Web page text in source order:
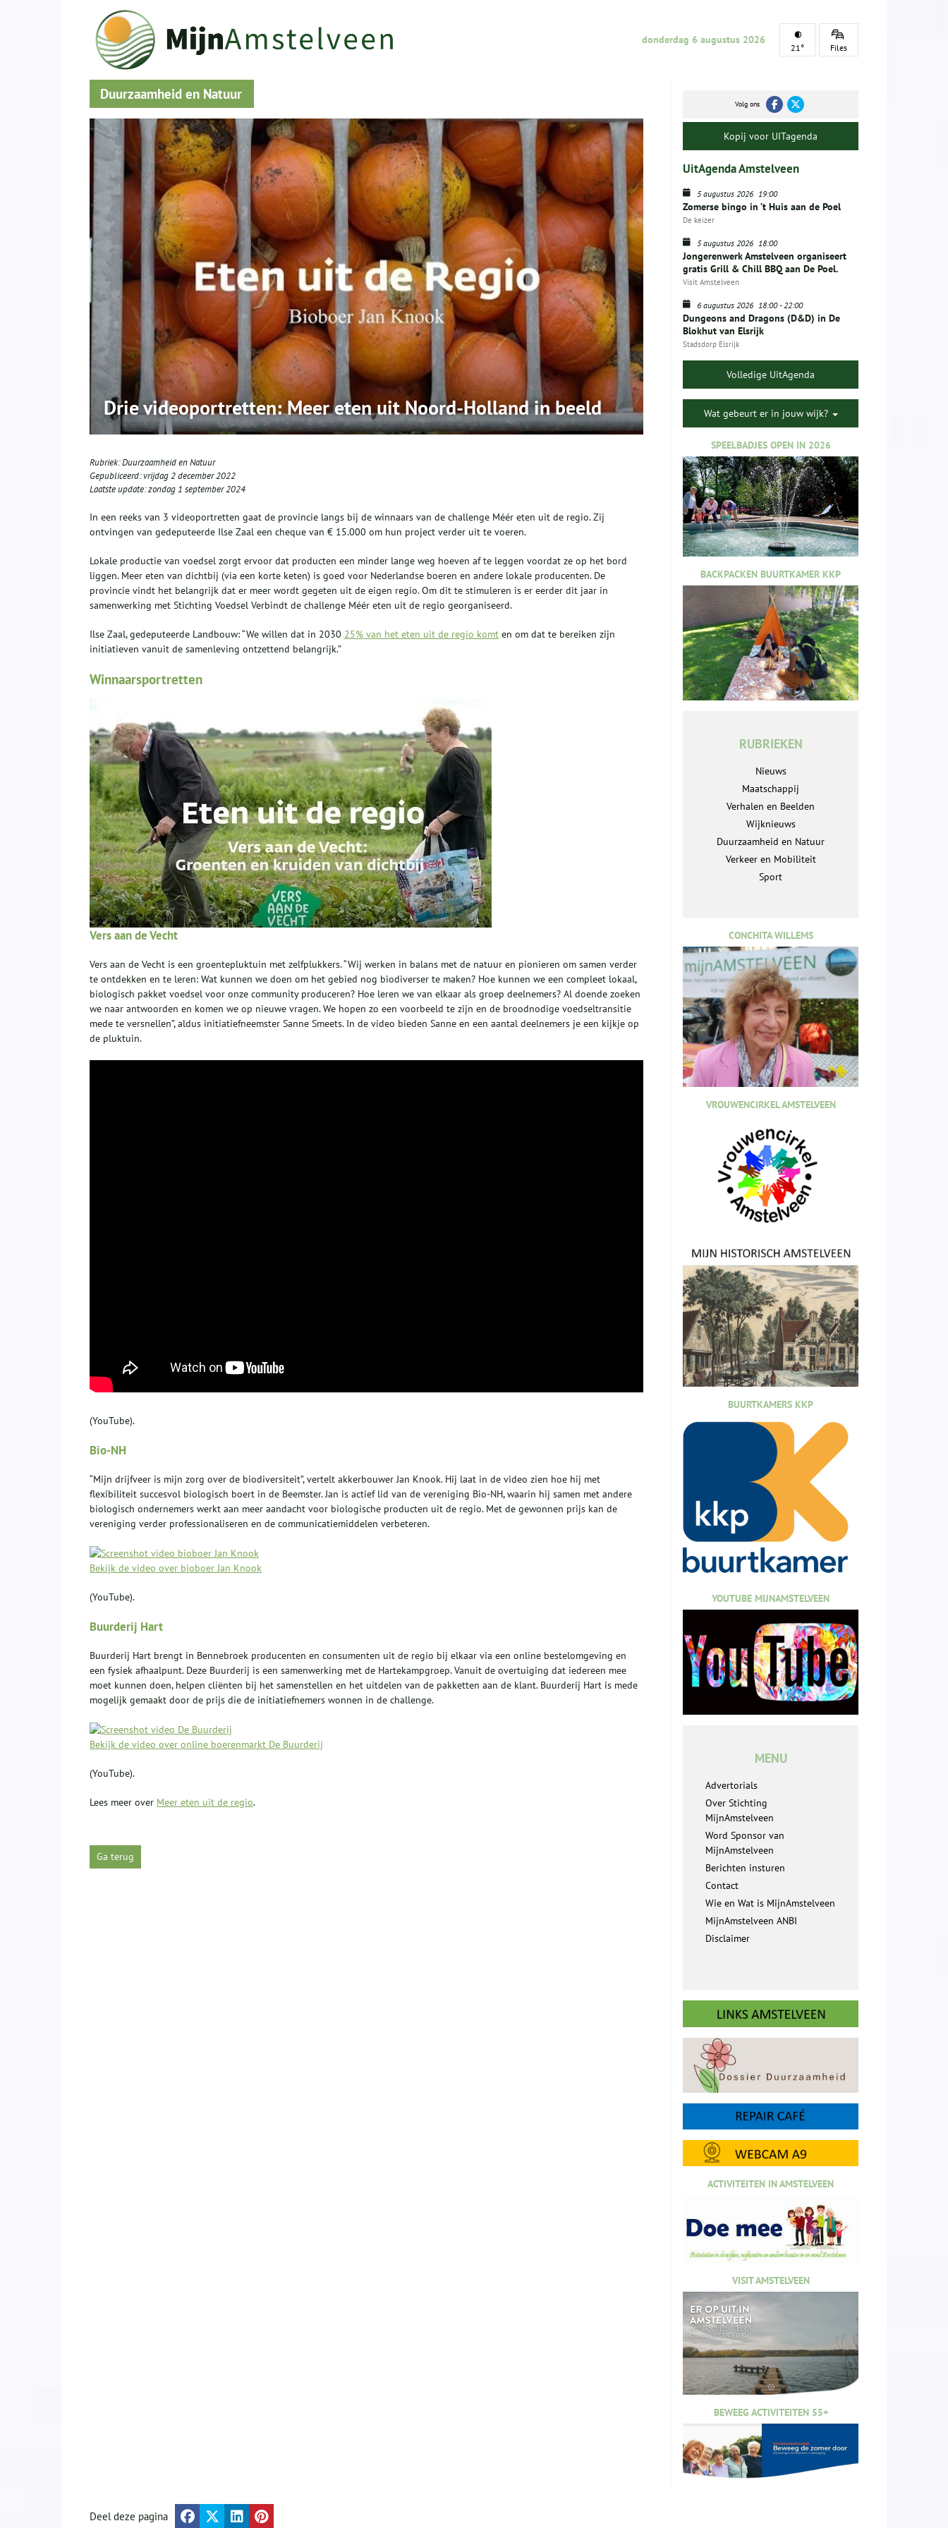
donderdag 6 augustus 2026
21° Files
Duurzaamheid en Natuur
Drie videoportretten: Meer eten uit Noord-Holland in beeld
Rubriek:Duurzaamheid en Natuur
Gepubliceerd:vrijdag 2 december 2022
Laatste update:zondag 1 september 2024
In een reeks van 3 videoportretten gaat de provincie langs bij de winnaars van de challenge Méér eten uit de regio. Zij
ontvingen van gedeputeerde Ilse Zaal een cheque van € 15.000 om hun project verder uit te voeren.
Lokale productie van voedsel zorgt ervoor dat producten een minder lange weg hoeven af te leggen voordat ze op het bord
liggen. Meer eten van dichtbij (via een korte keten) is goed voor Nederlandse boeren en andere lokale producenten. De
provincie vindt het belangrijk dat er meer wordt gegeten uit de eigen regio. Om dit te stimuleren is er eerder dit jaar in
samenwerking met Stichting Voedsel Verbindt de challenge Méér eten uit de regio georganiseerd.
Ilse Zaal, gedeputeerde Landbouw: “We willen dat in 2030 25% van het eten uit de regio komt en om dat te bereiken zijn
initiatieven vanuit de samenleving ontzettend belangrijk.”
Winnaarsportretten
Vers aan de Vecht
Vers aan de Vecht is een groentepluktuin met zelfplukkers. “Wij werken in balans met de natuur en pionieren om samen verder
te ontdekken en te leren: Wat kunnen we doen om het gebied nog biodiverser te maken? Hoe kunnen we een compleet lokaal,
biologisch pakket voedsel voor onze community produceren? Hoe leren we van elkaar als groep deelnemers? Al doende zoeken
we naar antwoorden en komen we op nieuwe vragen. We hopen zo een voorbeeld te zijn en de broodnodige voedseltransitie
mede te versnellen”, aldus initiatiefneemster Sanne Smeets. In de video bieden Sanne en een aantal deelnemers je een kijkje op
de pluktuin.
(YouTube).
Bio-NH
“Mijn drijfveer is mijn zorg over de biodiversiteit”, vertelt akkerbouwer Jan Knook. Hij laat in de video zien hoe hij met
flexibiliteit succesvol biologisch boert in de Beemster. Jan is actief lid van de vereniging Bio-NH, waarin hij samen met andere
biologisch ondernemers werkt aan meer aandacht voor biologische producten uit de regio. Met de gewonnen prijs kan de
vereniging verder professionaliseren en de communicatiemiddelen verbeteren.
Bekijk de video over bioboer Jan Knook
(YouTube).
Buurderij Hart
Buurderij Hart brengt in Bennebroek producenten en consumenten uit de regio bij elkaar via een online bestelomgeving en
een fysiek afhaalpunt. Deze Buurderij is een samenwerking met de Hartekampgroep. Vanuit de overtuiging dat iedereen mee
moet kunnen doen, helpen cliënten bij het samenstellen en het uitdelen van de pakketten aan de klant. Buurderij Hart is mede
mogelijk gemaakt door de prijs die de initiatiefnemers wonnen in de challenge.
Bekijk de video over online boerenmarkt De Buurderij
(YouTube).
Lees meer over Meer eten uit de regio.
Ga terug
Volg ons
Kopij voor UITagenda
UitAgenda Amstelveen
5 augustus 2026 19:00
Zomerse bingo in ’t Huis aan de Poel
De keizer
5 augustus 2026 18:00
Jongerenwerk Amstelveen organiseert
gratis Grill & Chill BBQ aan De Poel.
Visit Amstelveen
6 augustus 2026 18:00-22:00
Dungeons and Dragons (D&D) in De
Blokhut van Elsrijk
Stadsdorp Elsrijk
Volledige UitAgenda
Wat gebeurt er in jouw wijk?
SPEELBADJES OPEN IN 2026
BACKPACKEN BUURTKAMER KKP
RUBRIEKEN
Nieuws
Maatschappij
Verhalen en Beelden
Wijknieuws
Duurzaamheid en Natuur
Verkeer en Mobiliteit
Sport
CONCHITA WILLEMS
VROUWENCIRKEL AMSTELVEEN
BUURTKAMERS KKP
YOUTUBE MIJNAMSTELVEEN
MENU
Advertorials
Over Stichting
MijnAmstelveen
Word Sponsor van
MijnAmstelveen
Berichten insturen
Contact
Wie en Wat is MijnAmstelveen
MijnAmstelveen ANBI
Disclaimer
ACTIVITEITEN IN AMSTELVEEN
VISIT AMSTELVEEN
BEWEEG ACTIVITEITEN 55+
Deel deze pagina